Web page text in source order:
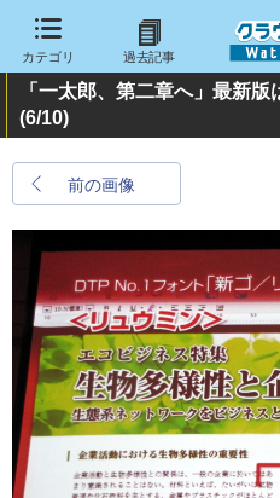
カテゴリ 過去記事
「一太郎、第二章へ」最新
(6/10)
前の画像